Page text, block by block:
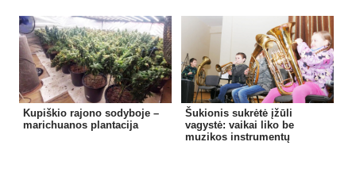
Kupiškio rajono sodyboje –
marichuanos plantacija
Šukionis sukrėtė įžūli
vagystė: vaikai liko be
muzikos instrumentų